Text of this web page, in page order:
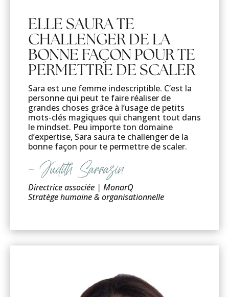
ELLE SAURA TE
CHALLENGER DE LA
BONNE FAÇON POUR TE
PERMETTRE DE SCALER
Sara est une femme indescriptible. C’est la
personne qui peut te faire réaliser de
grandes choses grâce à l’usage de petits
mots-clés magiques qui changent tout dans
le mindset. Peu importe ton domaine
d’expertise, Sara saura te challenger de la
bonne façon pour te permettre de scaler.
– Judith Sarrazin
Directrice associée | MonarQ
Stratège humaine & organisationnelle